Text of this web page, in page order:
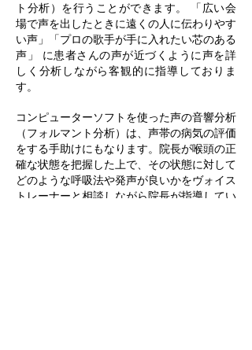
ト分析）を行うことができます。 「広い会
場で声を出したときに遠くの人に伝わりやす
い声」「プロの歌手が手に入れたい芯のある
声」 に患者さんの声が近づくように声を詳
しく分析しながら客観的に指導しておりま
す。
コンピューターソフトを使った声の音響分析
（フォルマント分析）は、声帯の病気の評価
をする手助けにもなります。院長が喉頭の正
確な状態を把握した上で、その状態に対して
どのような呼吸法や発声が良いかをヴォイス
トレーナーと相談しながら院長が指導してい